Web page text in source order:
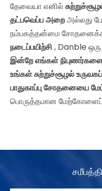
தேவையா எனில்
தட்பவெப்ப அறைஅல்லது
நம்பகத்தன்மை
நடைப்பயிற்சி, Danble
இன்றே எங்கள்
உங்கள் சுற்றுச்சூழல்
பாதுகாப்பு சோதனையை
பொருத்தமான